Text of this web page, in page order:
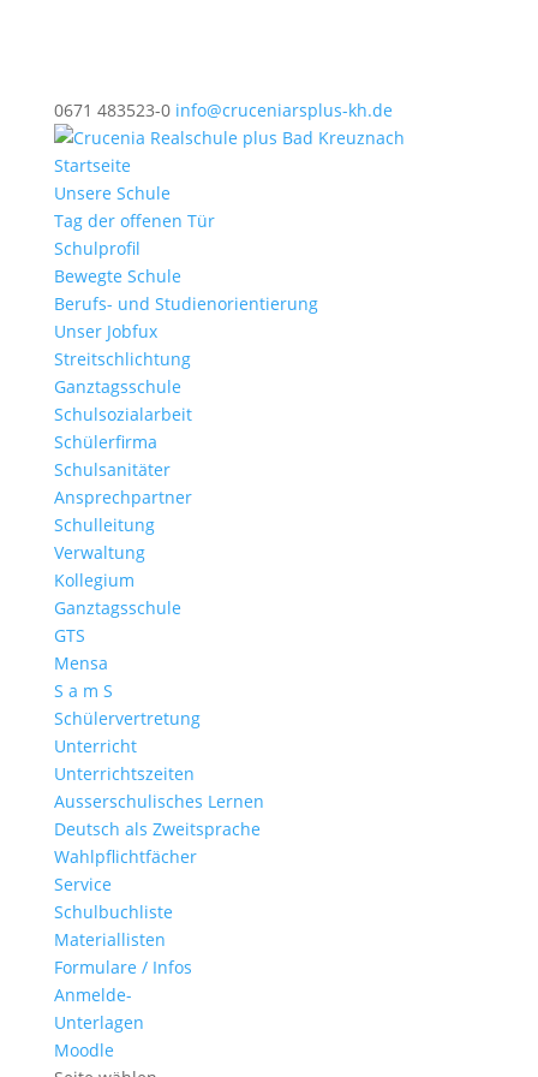
0671 483523-0 info@cruceniarsplus-kh.de
Startseite
Unsere Schule
Tag der offenen Tür
Schulprofil
Bewegte Schule
Berufs- und Studienorientierung
Unser Jobfux
Streitschlichtung
Ganztagsschule
Schulsozialarbeit
Schülerfirma
Schulsanitäter
Ansprechpartner
Schulleitung
Verwaltung
Kollegium
Ganztagsschule
GTS
Mensa
S a m S
Schülervertretung
Unterricht
Unterrichtszeiten
Ausserschulisches Lernen
Deutsch als Zweitsprache
Wahlpflichtfächer
Service
Schulbuchliste
Materiallisten
Formulare / Infos
Anmelde-
Unterlagen
Moodle